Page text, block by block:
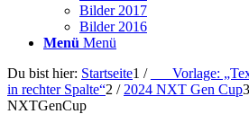
Bilder 2017
Bilder 2016
Menü Menü
Du bist hier: Startseite1 /
___Vorlage:
in rechter Spalte“2 / 2024 NXT Gen Cup3
NXTGenCup